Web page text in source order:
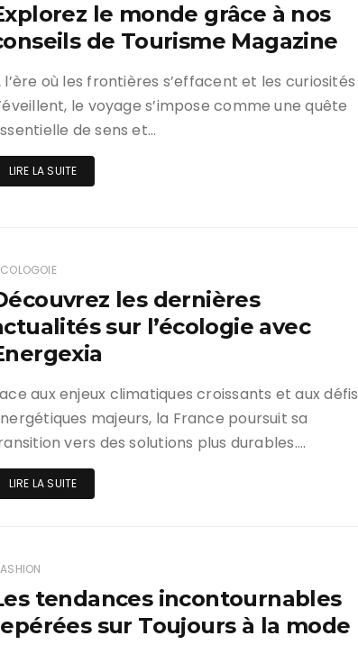
le monde grâce à nos
de Tourisme Magazine
l’ère où les frontières s’effacent et les curiosités
le voyage s’impose comme une quête
de sens et…
LIRE LA SUITE
les dernières
sur l’écologie avec
aux enjeux climatiques croissants et aux défis
majeurs, la France poursuit sa
vers des solutions plus durables….
LIRE LA SUITE
tendances incontournables
sur Toujours à la mode